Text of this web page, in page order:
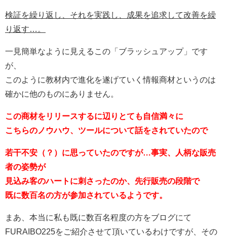
検証を繰り返し、それを実践し、成果を追求して改善を繰
り返す…。
一見簡単なように見えるこの「ブラッシュアップ」です
が、
このように教材内で進化を遂げていく情報商材というのは
確かに他のものにありません。
この商材をリリースするに辺りとても自信満々に
こちらのノウハウ、ツールについて話をされていたので
若干不安（？）に思っていたのですが…事実、人柄な販売
者の姿勢が
見込み客のハートに刺さったのか、先行販売の段階で
既に数百名の方が参加されているようです。
まあ、本当に私も既に数百名程度の方をブログにて
FURAIBO225をご紹介させて頂いているわけですが、その